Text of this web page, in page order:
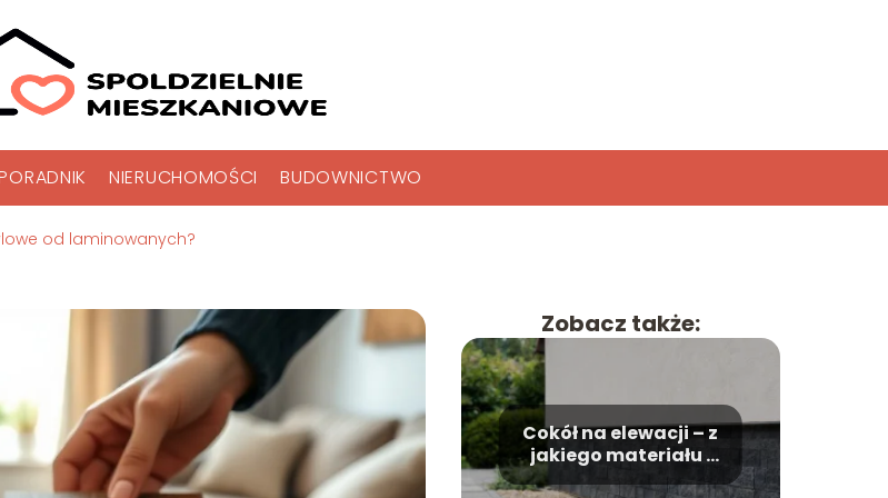
NIERUCHOMOŚCI BUDOWNICTWO
od laminowanych?
Zobacz także:
Cokół na elewacji – z
jakiego materiału i
na jaką wysokość?